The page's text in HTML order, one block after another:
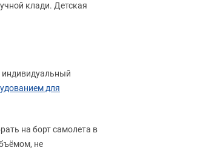
клади. Детская
индивидуальный
для
на борт самолета в
не